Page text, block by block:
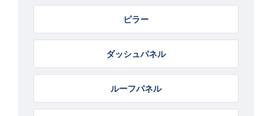
ピラー
ダッシュパネル
ルーフパネル